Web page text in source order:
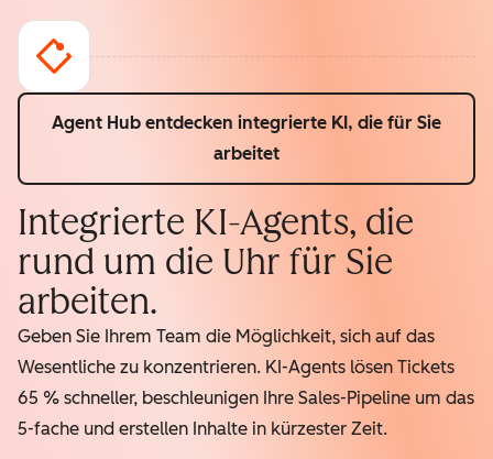
Agent Hub entdecken integrierte KI, die für Sie
arbeitet
Integrierte KI-Agents, die
rund um die Uhr für Sie
arbeiten.
Geben Sie Ihrem Team die Möglichkeit, sich auf das
Wesentliche zu konzentrieren. KI-Agents lösen Tickets
65 % schneller, beschleunigen Ihre Sales-Pipeline um das
5-fache und erstellen Inhalte in kürzester Zeit.